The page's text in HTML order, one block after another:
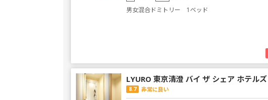
男女混合ドミトリー 1ベッド
LYURO 東京清澄 バイ ザ シェア ホテルズ
8.7 非常に良い